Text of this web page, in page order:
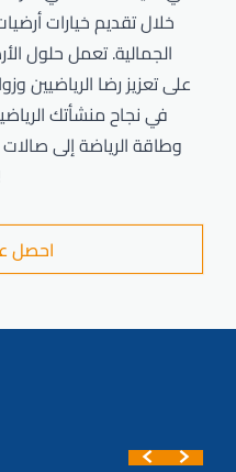
خلال تقديم خيارات
الجمالية. تعمل حلول
على تعزيز رضا الرياضيين
في نجاح منشأتك
وطاقة الرياضة إلى صالات
احصل